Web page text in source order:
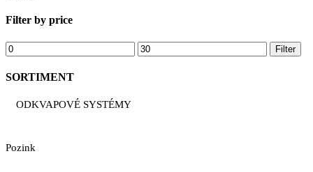
Close
Filter by price
Minimálna
cena
Maximálna
cena
Filter
SORTIMENT
ODKVAPOVÉ SYSTÉMY
Pozink